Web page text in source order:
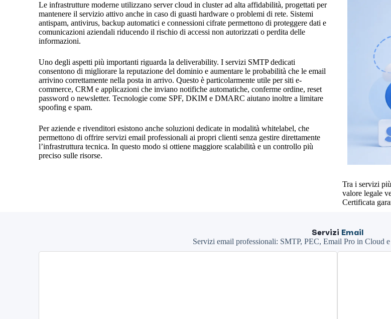
Le infrastrutture moderne utilizzano server cloud in cluster ad alta affidabilità, progettati per
mantenere il servizio attivo anche in caso di guasti hardware o problemi di rete. Sistemi
antispam, antivirus, backup automatici e connessioni cifrate permettono di proteggere dati e
comunicazioni aziendali riducendo il rischio di accessi non autorizzati o perdita delle
informazioni.
Uno degli aspetti più importanti riguarda la deliverability. I servizi SMTP dedicati
consentono di migliorare la reputazione del dominio e aumentare le probabilità che le email
arrivino correttamente nella posta in arrivo. Questo è particolarmente utile per siti e-
commerce, CRM e applicazioni che inviano notifiche automatiche, conferme ordine, reset
password o newsletter. Tecnologie come SPF, DKIM e DMARC aiutano inoltre a limitare
spoofing e spam.
Per aziende e rivenditori esistono anche soluzioni dedicate in modalità whitelabel, che
permettono di offrire servizi email professionali ai propri clienti senza gestire direttamente
l’infrastruttura tecnica. In questo modo si ottiene maggiore scalabilità e un controllo più
preciso sulle risorse.
Tra i servizi
valore legale
Certificata
Servizi Email
Servizi email professionali: SMTP, PEC, Email Pro in Cloud